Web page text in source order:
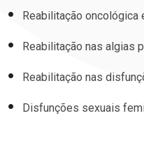
Reabilitação
Reabilitação nas algias
Reabilitação nas
Disfunções sexuais